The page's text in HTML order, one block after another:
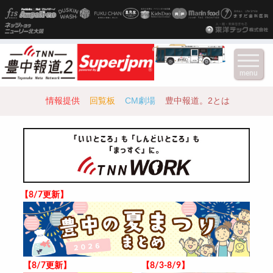
情報提供 回覧板 CM劇場 豊中報道。2とは
【8/7更新】
【8/7更新】 【8/3-8/9】
menu